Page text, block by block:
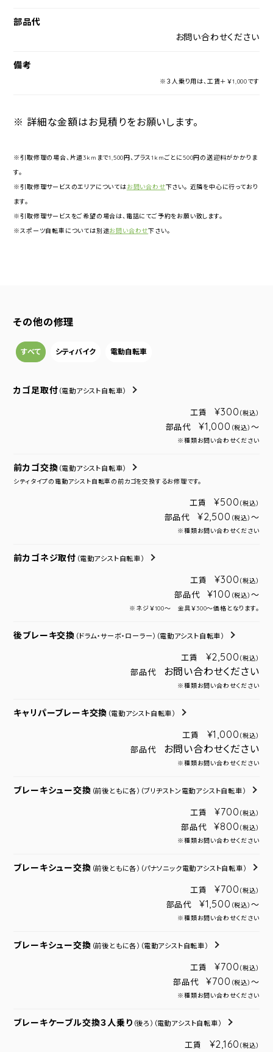
部品代
お問い合わせください
備考
※３人乗り用は、工賃＋￥1,000です
※ 詳細な金額はお見積りをお願いします。
※引取修理の場合、片道3kmまで1,500円、プラス1kmごとに500円の送迎料がかかりま
す。
※引取修理サービスのエリアについてはお問い合わせ下さい。 近隣を中心に行っており
ます。
※引取修理サービスをご希望の場合は、電話にてご予約をお願い致します。
※スポーツ自転車については別途お問い合わせ下さい。
その他の修理
すべて シティバイク 電動自転車
カゴ足取付 （電動アシスト自転車）
工賃 ¥300 （税込）
部品代 ¥1,000 （税込） ～
※種類お問い合わせください
前カゴ交換 （電動アシスト自転車）
シティタイプの電動アシスト自転車の前カゴを交換するお修理です。
工賃 ¥500 （税込）
部品代 ¥2,500 （税込） ～
※種類お問い合わせください
前カゴネジ取付 （電動アシスト自転車）
工賃 ¥300 （税込）
部品代 ¥100 （税込） ～
※ネジ￥100～ 金具￥300～価格となります。
後ブレーキ交換 （ドラム・サーボ・ローラー） （電動アシスト自転車）
工賃 ¥2,500 （税込）
部品代 お問い合わせください
※種類お問い合わせください
キャリパーブレーキ交換 （電動アシスト自転車）
工賃 ¥1,000 （税込）
部品代 お問い合わせください
※種類お問い合わせください
ブレーキシュー交換 （前後ともに各） （ブリヂストン電動アシスト自転車）
工賃 ¥700 （税込）
部品代 ¥800 （税込）
※種類お問い合わせください
ブレーキシュー交換 （前後ともに各） （パナソニック電動アシスト自転車）
工賃 ¥700 （税込）
部品代 ¥1,500 （税込） ～
※種類お問い合わせください
ブレーキシュー交換 （前後ともに各） （電動アシスト自転車）
工賃 ¥700 （税込）
部品代 ¥700 （税込） ～
※種類お問い合わせください
ブレーキケーブル交換３人乗り （後ろ） （電動アシスト自転車）
工賃 ¥2,160 （税込）